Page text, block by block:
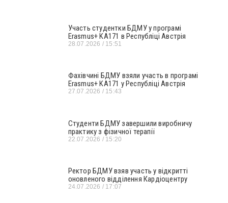
Участь студентки БДМУ у програмі
Erasmus+ KA171 в Республіці Австрія
28.07.2026 15:51
Фахівчині БДМУ взяли участь в програмі
Erasmus+ KA171 у Республіці Австрія
27.07.2026 15:43
Студенти БДМУ завершили виробничу
практику з фізичної терапії
22.07.2026 15:20
Ректор БДМУ взяв участь у відкритті
оновленого відділення Кардіоцентру
24.07.2026 17:07